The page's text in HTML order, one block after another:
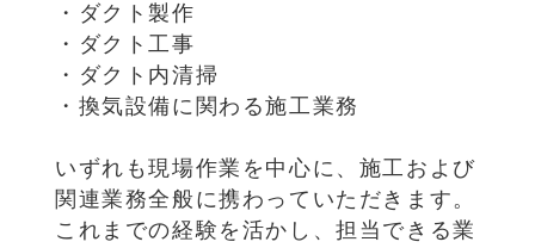
・ダクト製作
・ダクト工事
・ダクト内清掃
・換気設備に関わる施工業務
いずれも現場作業を中心に、施工および
関連業務全般に携わっていただきます。
これまでの経験を活かし、担当できる業